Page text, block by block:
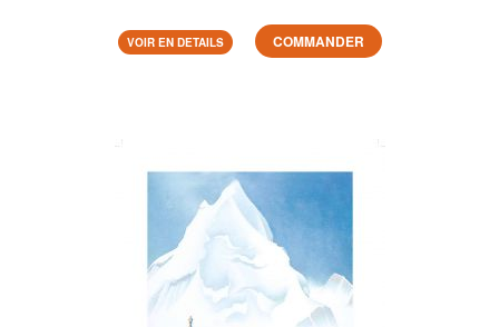
VOIR EN DETAILS COMMANDER